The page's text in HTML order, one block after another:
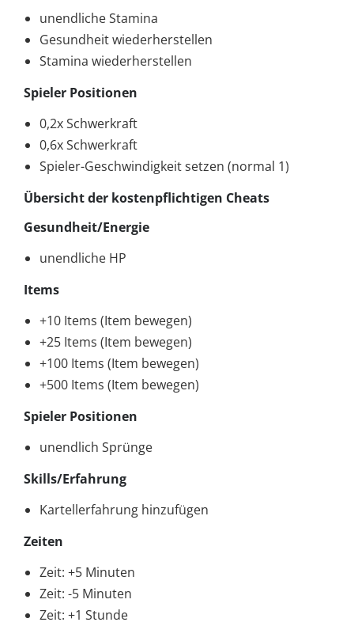
unendliche Stamina
Gesundheit wiederherstellen
Stamina wiederherstellen
Spieler Positionen
0,2x Schwerkraft
0,6x Schwerkraft
Spieler-Geschwindigkeit setzen (normal 1)
Übersicht der kostenpflichtigen Cheats
Gesundheit/Energie
unendliche HP
Items
+10 Items (Item bewegen)
+25 Items (Item bewegen)
+100 Items (Item bewegen)
+500 Items (Item bewegen)
Spieler Positionen
unendlich Sprünge
Skills/Erfahrung
Kartellerfahrung hinzufügen
Zeiten
Zeit: +5 Minuten
Zeit: -5 Minuten
Zeit: +1 Stunde